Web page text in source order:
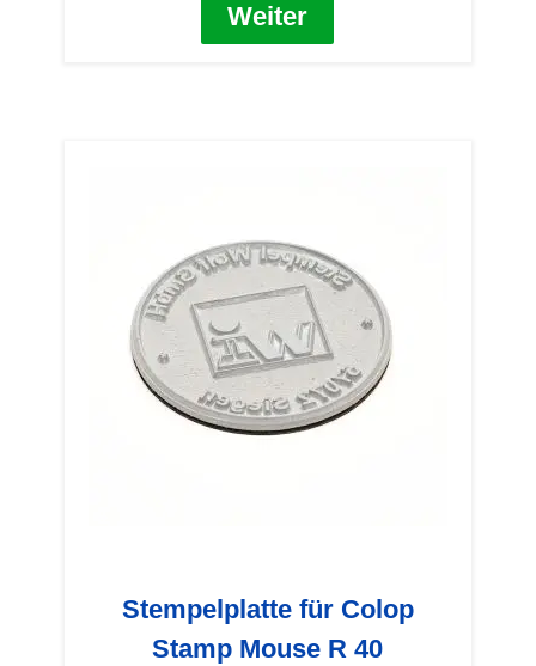
Weiter
Stempelplatte für Colop
Stamp Mouse R 40